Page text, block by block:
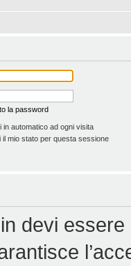
la password
in automatico ad ogni visita
il mio stato per questa sessione
devi